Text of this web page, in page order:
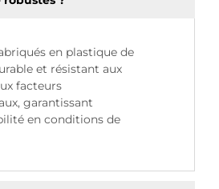
en plastique de
et résistant aux
facteurs
garantissant
en conditions de